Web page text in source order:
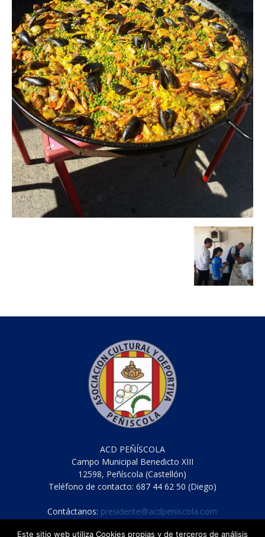
ACD PEÑÍSCOLA
Campo Municipal Benedicto XIII
12598, Peñíscola (Castellón)
Teléfono de contacto: 687 44 62 50 (Diego)
Contáctanos: presidente@acdpeniscola.com
Este sitio web utiliza Cookies propias y de terceros de análisis